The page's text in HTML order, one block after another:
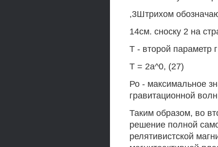
,3Штрихом
14см. сноску 2 на
Т - второй параметр
Т = 2а^0, (27)
Ро - максимальное
гравитационной
Таким образом, во
решение полной
релятивистской